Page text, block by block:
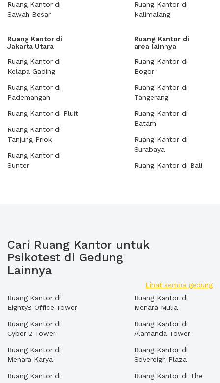
Ruang Kantor di
Sawah Besar
Ruang Kantor di
Kalimalang
Ruang Kantor di
Jakarta Utara
Ruang Kantor di
Kelapa Gading
Ruang Kantor di
Pademangan
Ruang Kantor di Pluit
Ruang Kantor di
Tanjung Priok
Ruang Kantor di
Sunter
Ruang Kantor di
area lainnya
Ruang Kantor di
Bogor
Ruang Kantor di
Tangerang
Ruang Kantor di
Batam
Ruang Kantor di
Surabaya
Ruang Kantor di Bali
Cari Ruang Kantor untuk
Psikotest di Gedung
Lainnya
Lihat semua gedung
Ruang Kantor di
Eighty8 Office Tower
Ruang Kantor di
Cyber 2 Tower
Ruang Kantor di
Menara Karya
Ruang Kantor di
Ruang Kantor di
Menara Mulia
Ruang Kantor di
Alamanda Tower
Ruang Kantor di
Sovereign Plaza
Ruang Kantor di The